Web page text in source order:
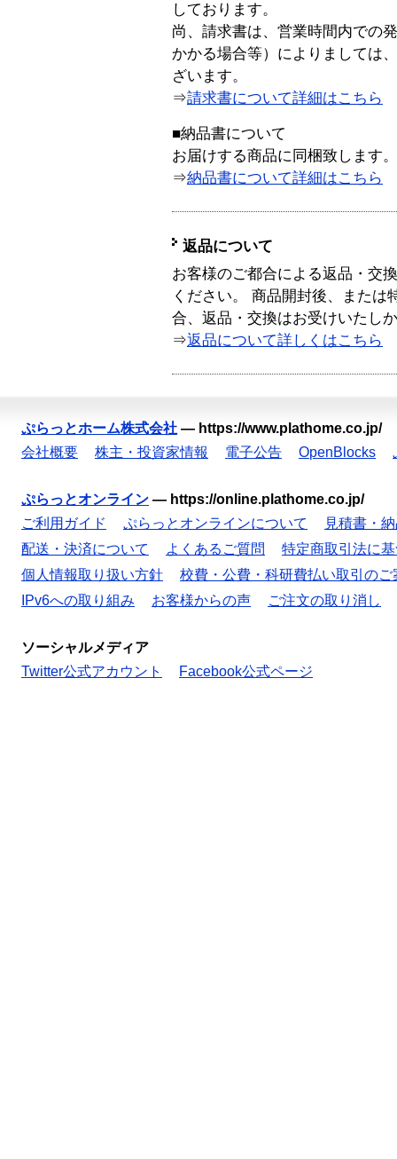
しております。
尚、請求書は、営業時間内での
かかる場合等）によりましては
ざいます。
⇒請求書について詳細はこちら
■納品書について
お届けする商品に同梱致します。
⇒納品書について詳細はこちら
返品について
お客様のご都合による返品・交
ください。 商品開封後、または
合、返品・交換はお受けいたし
⇒返品について詳しくはこちら
ぷらっとホーム株式会社 — https://www.plathome.co.jp/
会社概要
株主・投資家情報 電子公告 OpenBlocks
ぷらっとオンライン — https://online.plathome.co.jp/
ご利用ガイド
ぷらっとオンラインについて
見積書・
配送・決済について
よくあるご質問
特定商取引法に
個人情報取り扱い方針
校費・公費・科研費払い取引のご
IPv6への取り組み
お客様からの声 ご注文の取り消し
ソーシャルメディア
Twitter公式アカウント
Facebook公式ページ